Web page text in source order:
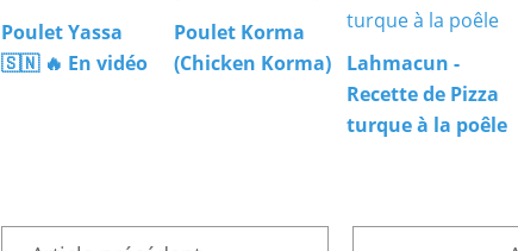
Poulet Yassa
🇸🇳 🔥 En vidéo
Poulet Korma
(Chicken Korma)
Lahmacun -
Recette de Pizza
turque à la poêle